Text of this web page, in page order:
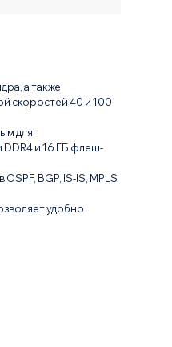
а также
скоростей 40 и 100
для
DDR4 и 16 ГБ флеш-
BGP, IS-IS, MPLS
удобно